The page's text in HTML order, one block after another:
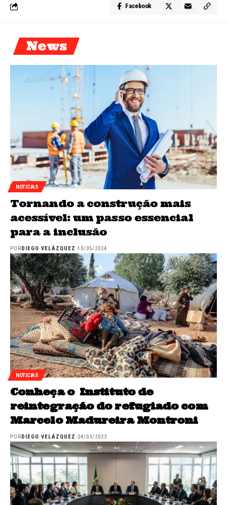
Facebook
News
NOTICIAS
Tornando a construção mais
acessível: um passo essencial
para a inclusão
POR DIEGO VELÁZQUEZ 10/05/2024
NOTICIAS
Conheça o Instituto de
reintegração do refugiado com
Marcelo Madureira Montroni
POR DIEGO VELÁZQUEZ 24/03/2023